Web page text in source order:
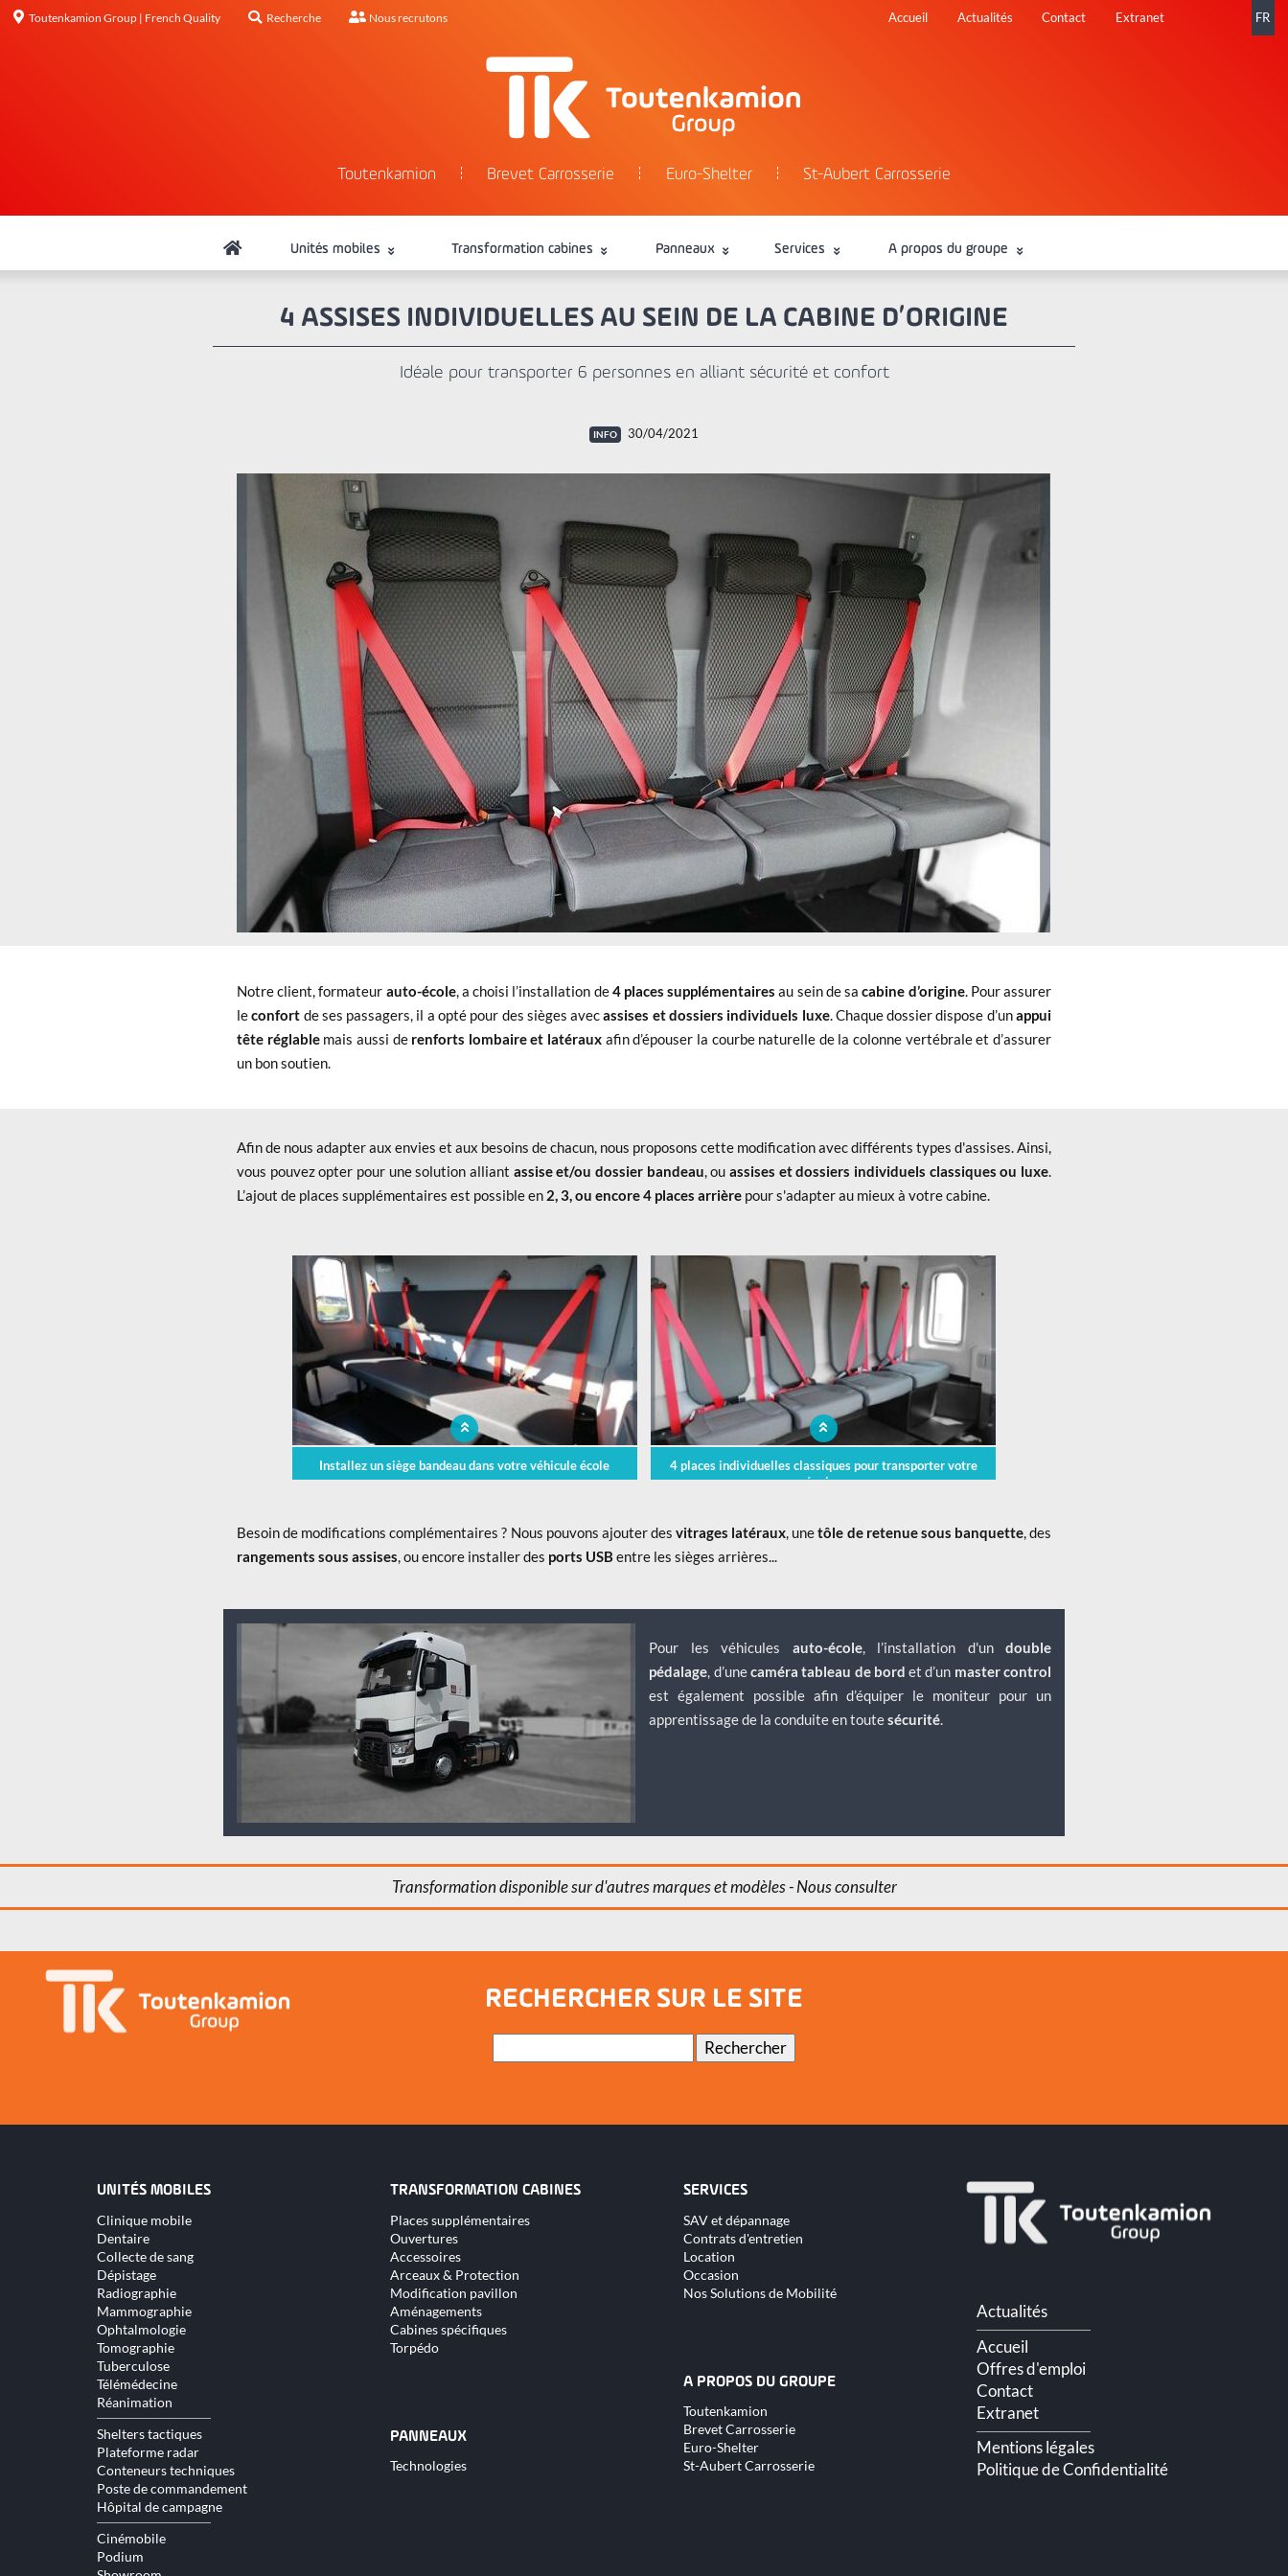
Toutenkamion Group | French Quality Recherche Nous recrutons
auAccueil Actualités Contact Extranet FR
Toutenkamion Brevet Carrosserie Euro-Shelter St-Aubert Carrosserie
Unités mobiles Transformation cabines Panneaux Services A propos du groupe
4 ASSISES INDIVIDUELLES AU SEIN DE LA CABINE D’ORIGINE
Idéale pour transporter 6 personnes en alliant sécurité et confort
30/04/2021
Notre client, formateur auto-école, a choisi l’installation de4 places supplémentaires au sein de sacabine d’origine. Pour assurer
leconfort de ses passagers, il a opté pour des sièges avecassises et dossiers individuels luxe. Chaque dossier dispose d’unappui
tête réglablemais aussi de renforts lombaire et latéraux afin d’épouser la courbe naturelle de la colonne vertébrale et d’assurer
un bon soutien.
Afin de nous adapter aux envies et aux besoins de chacun, nous proposons cette modification avec différents types d'assises. Ainsi,
vous pouvez opter pour une solution alliant assise et/ou dossier bandeau, ouassises et dossiers individuels classiques ou luxe.
L’ajout de places supplémentaires est possible en 2, 3, ou encore 4 places arrière pour s'adapter au mieux à votre cabine.
Installez un siège bandeau dans votre véhicule école
4 places individuelles classiques pour transporter votre
équipe
Besoin de modifications complémentaires ? Nous pouvons ajouter desvitrages latéraux, unetôle de retenue sous banquette, des
rangements sous assises, ou encore installer des ports USB entre les sièges arrières...
Pour les véhicules auto-école, l’installation d'undouble
pédalage, d’unecaméra tableau de bord et d’un master control
est également possible afin d’équiper le moniteur pour un
apprentissage de la conduite en toutesécurité.
Transformation disponible sur d'autres marques et modèles - Nous consulter
RECHERCHER SUR LE SITE
Mots-
Rechercher
UNITÉS MOBILES
Aller
au
contenu
Clinique mobile
Dentaire
Collecte de sang
Dépistage
Radiographie
Mammographie
Ophtalmologie
Tomographie
Tuberculose
Télémédecine
Réanimation
Shelters tactiques
Plateforme radar
Conteneurs techniques
Poste de commandement
Hôpital de campagne
Cinémobile
Podium
TRANSFORMATION CABINES
Aller
au
contenu
Places supplémentaires
Ouvertures
Accessoires
Arceaux & Protection
Modification pavillon
Aménagements
Cabines spécifiques
Torpédo
PANNEAUX
Aller
au
Technologies
SERVICES
Aller
au
contenu
SAV et dépannage
Contrats d'entretien
Location
Occasion
Nos Solutions de Mobilité
A PROPOS DU GROUPE
Aller
au
contenu
Toutenkamion
Brevet Carrosserie
Euro-Shelter
St-Aubert Carrosserie
Aller
au
contenu
Actualités
Accueil
Offres d'emploi
Contact
Extranet
Mentions légales
Politique de Confidentialité